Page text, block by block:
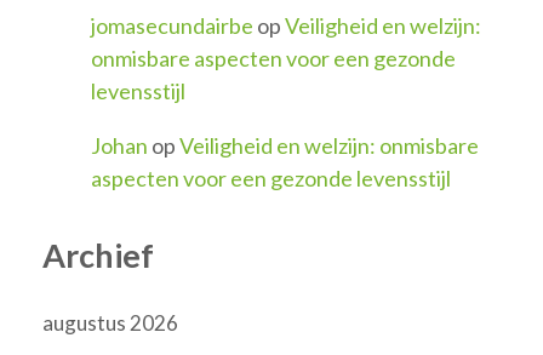
jomasecundairbe opVeiligheid en welzijn:
onmisbare aspecten voor een gezonde
levensstijl
Johan opVeiligheid en welzijn: onmisbare
aspecten voor een gezonde levensstijl
Archief
augustus 2026